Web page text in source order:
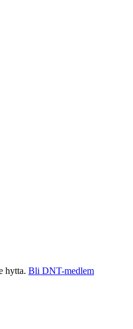
hytta. Bli DNT-medlem